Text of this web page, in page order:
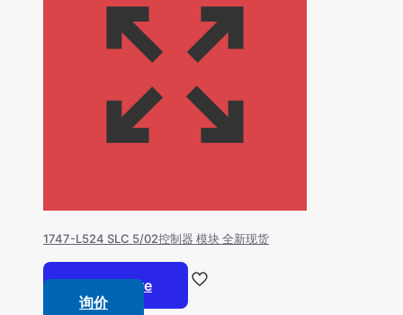
1747-L524 SLC 5/02控制器 模块 全新现货
Read more
询价